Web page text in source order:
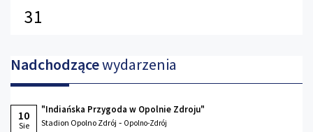
31
Nadchodzącewydarzenia
10
Sie
"Indiańska Przygoda w Opolnie Zdroju"
Stadion Opolno Zdrój - Opolno-Zdrój